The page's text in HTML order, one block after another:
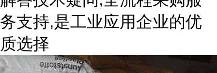
务支持,是工业应用企业的优
质选择